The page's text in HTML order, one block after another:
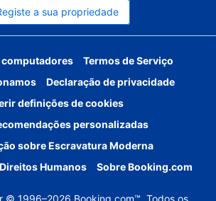
a sua propriedade
computadores
Termos de Serviço
Declaração de privacidade
definições de cookies
personalizadas
sobre Escravatura Moderna
Humanos
Sobre Booking.com
© 1996–2026 Booking.com™. Todos os